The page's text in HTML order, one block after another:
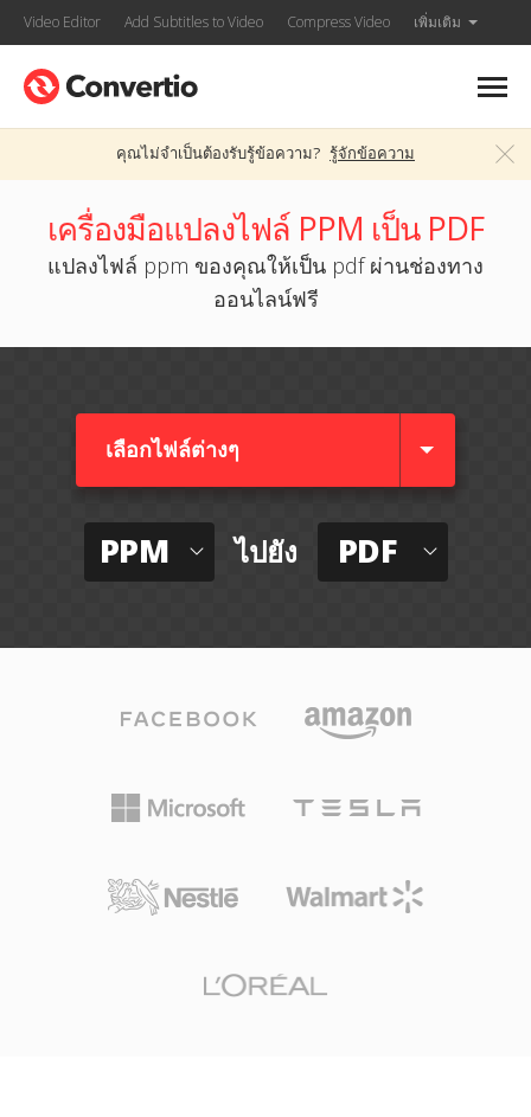
Video Editor Add Subtitles to Video Compress Video เพิ่มเติม
คุณไม่จำเป็นต้องรับรู้ข้อความ? รู้จักข้อความ
เครื่องมือแปลงไฟล์ PPM เป็น PDF
แปลงไฟล์ ppm ของคุณให้เป็น pdf ผ่านช่องทาง
ออนไลน์ฟรี
เลือกไฟล์ต่างๆ​
PPM ไปยัง PDF